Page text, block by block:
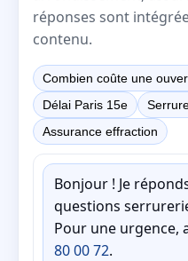
réponses sont
contenu.
Combien coûte une
Délai Paris 15e
Assurance effraction
Bonjour ! Je
questions
Pour une urgence,
80 00 72.